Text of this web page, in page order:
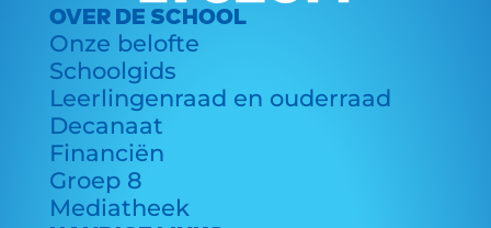
OVER DE SCHOOL
Onze belofte
Schoolgids
Leerlingenraad en ouderraad
Decanaat
Financiën
Groep 8
Mediatheek